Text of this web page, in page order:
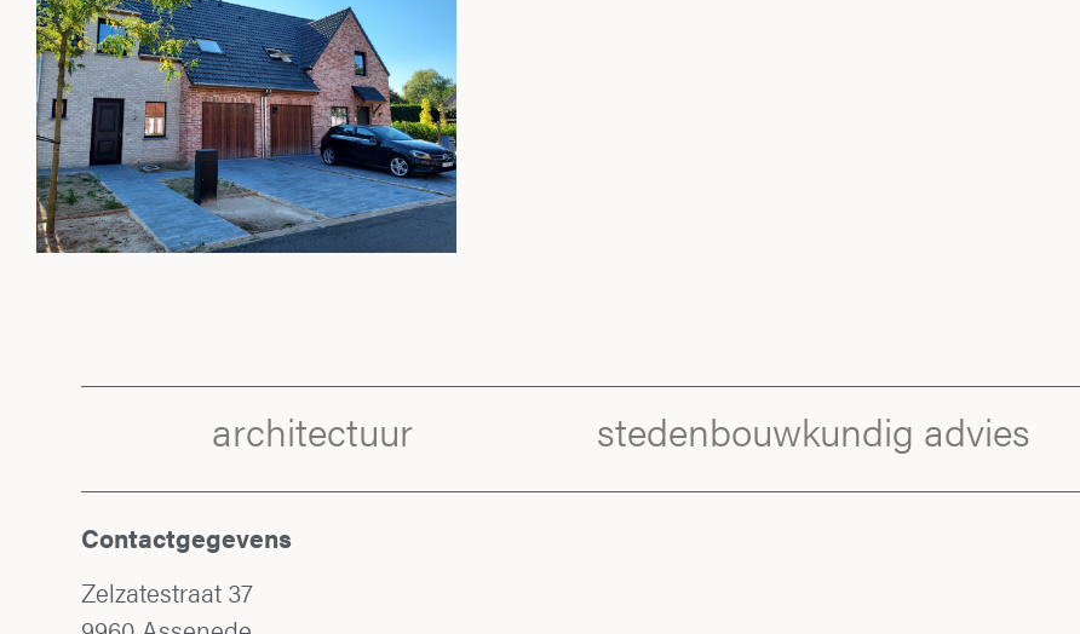
architectuur stedenbouwkundig advies
Contactgegevens
Zelzatestraat 37